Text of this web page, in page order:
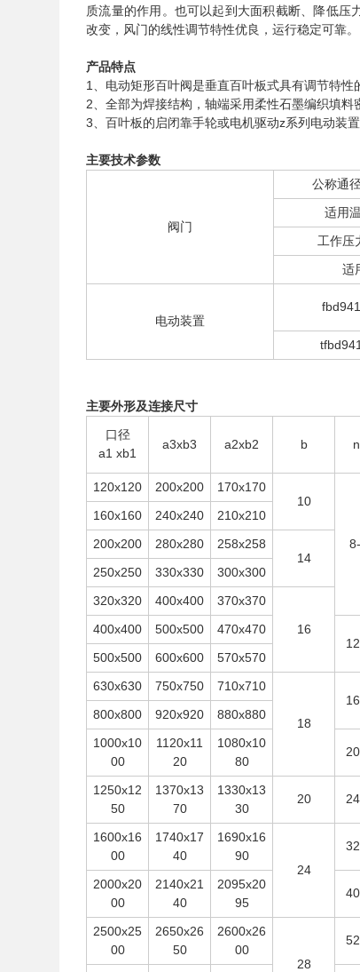
质流量的作用。也可以起到大面积截断、降低压
改变，风门的线性调节特性优良，运行稳定可靠。
产品特点
1、电动矩形百叶阀是垂直百叶板式具有调节特性
2、全部为焊接结构，轴端采用柔性石墨编织填料
3、百叶板的启闭靠手轮或电机驱动z系列电动装置
主要技术参数
阀门
公称通
适用
工作压
适
电动装置
主要外形及连接尺寸
口径
a1 xb1
a3xb3 a2xb2 b
120x120
200x200
170x170
10
160x160
240x240 210x210
200x200
280x280
258x258
14
250x250
330x330 300x300
320x320
400x400
370x370
16
400x400
500x500
470x470
500x500
600x600 570x570
630x630
750x750 710x710
18
800x800
920x920 880x880
1000x10
00
1120x11
20
1080x10
80
1250x12
50
1370x13
70
1330x13
30
20
1600x16
00
1740x17
40
1690x16
90
24
2000x20
00
2140x21
40
2095x20
95
2500x25
00
2650x26
50
2600x26
00
28